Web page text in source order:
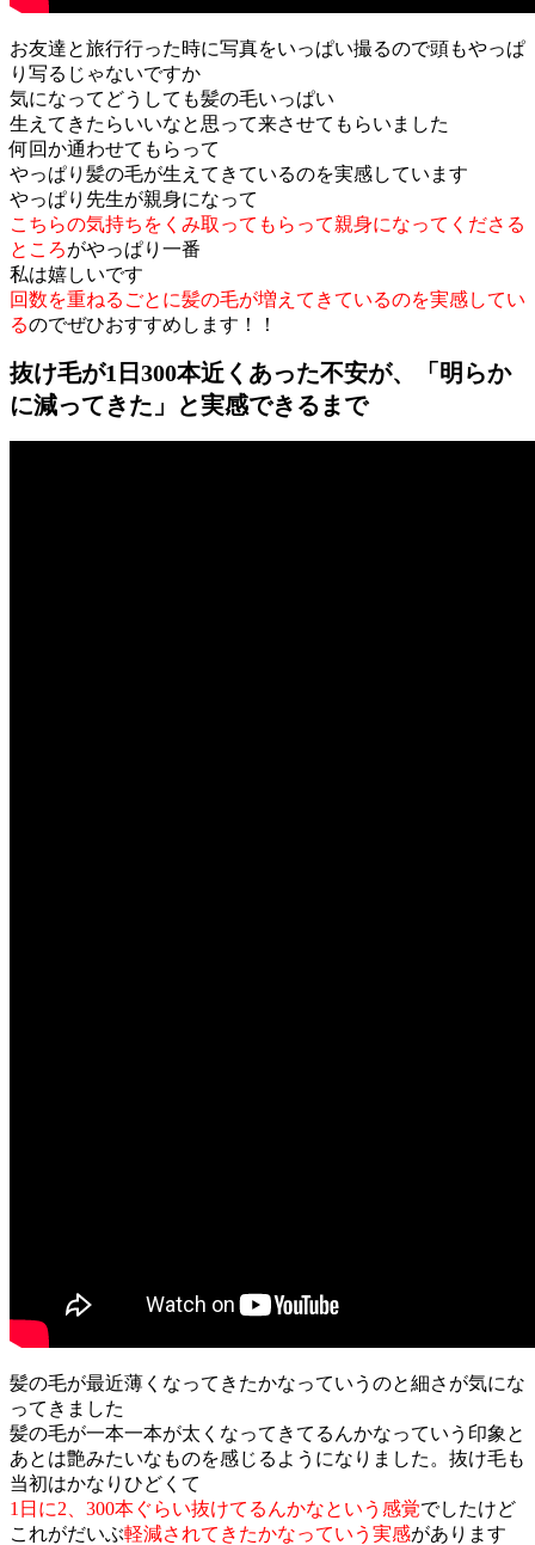
お友達と旅行行った時に写真をいっぱい撮るので頭もやっぱ
り写るじゃないですか
気になってどうしても髪の毛いっぱい
生えてきたらいいなと思って来させてもらいました
何回か通わせてもらって
やっぱり髪の毛が生えてきているのを実感しています
やっぱり先生が親身になって
こちらの気持ちをくみ取ってもらって親身になってくださる
ところがやっぱり一番
私は嬉しいです
回数を重ねるごとに髪の毛が増えてきているのを実感してい
るのでぜひおすすめします！！
抜け毛が1日300本近くあった不安が、「明らか
に減ってきた」と実感できるまで
髪の毛が最近薄くなってきたかなっていうのと細さが気にな
ってきました
髪の毛が一本一本が太くなってきてるんかなっていう印象と
あとは艶みたいなものを感じるようになりました。抜け毛も
当初はかなりひどくて
1日に2、300本ぐらい抜けてるんかなという感覚でしたけど
これがだいぶ軽減されてきたかなっていう実感があります